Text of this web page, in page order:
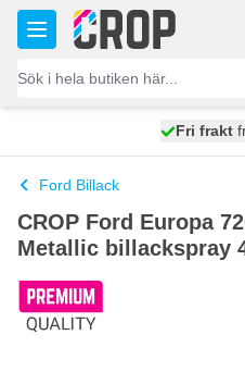
Hoppa till innehållet
Fri frakt
100 dagars
Ford Billack
CROP Ford Europa
Metallic billackspray